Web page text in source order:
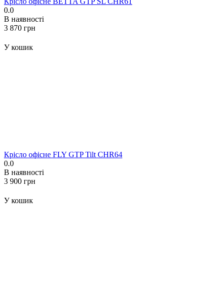
0.0
В наявності
‍3 870‍ грн
У кошик
Крісло офісне FLY GTP Tilt CHR64
0.0
В наявності
‍3 900‍ грн
У кошик